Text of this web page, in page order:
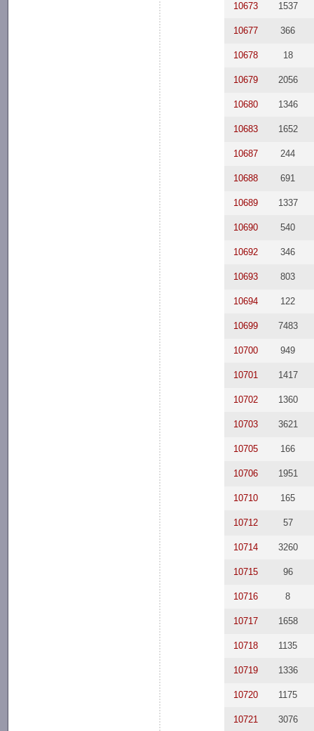
10673 1537
10677 366
10678 18
10679 2056
10680 1346
10683 1652
10687 244
10688 691
10689 1337
10690 540
10692 346
10693 803
10694 122
10699 7483
10700 949
10701 1417
10702 1360
10703 3621
10705 166
10706 1951
10710 165
10712 57
10714 3260
10715 96
10716 8
10717 1658
10718 1135
10719 1336
10720 1175
10721 3076